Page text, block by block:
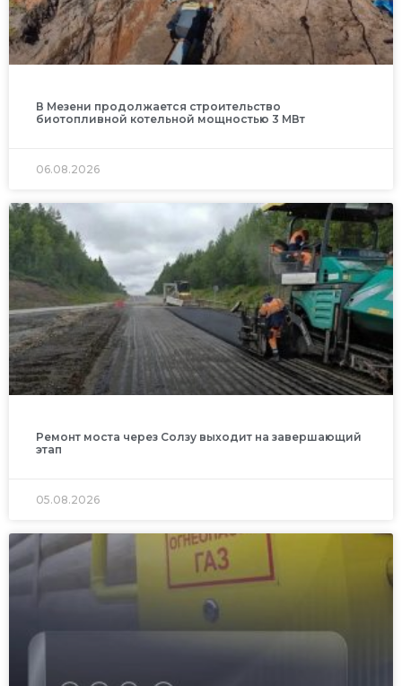
В Мезени продолжается строительство
биотопливной котельной мощностью 3 МВт
06.08.2026
Ремонт моста через Солзу выходит на завершающий
этап
05.08.2026